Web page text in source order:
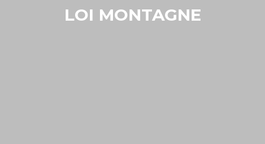
LOI MONTAGNE